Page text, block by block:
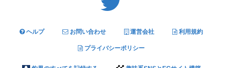
ヘルプ お問い合わせ 運営会社 利用規約
プライバシーポリシー